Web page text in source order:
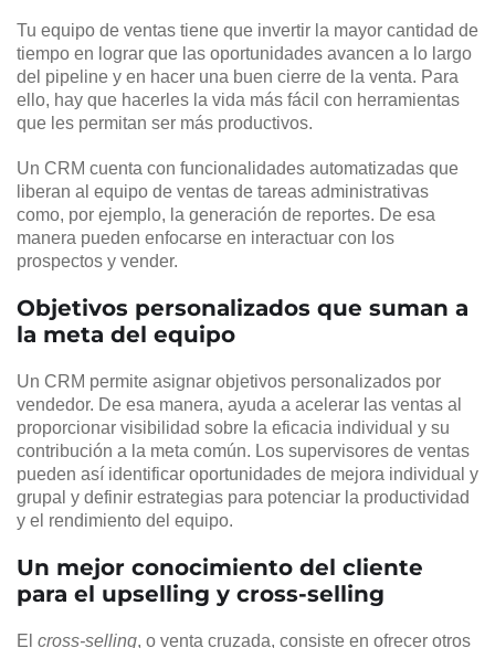
Tu equipo de ventas tiene que invertir la mayor cantidad de
tiempo en lograr que las oportunidades avancen a lo largo
del pipeline y en hacer una buen cierre de la venta. Para
ello, hay que hacerles la vida más fácil con herramientas
que les permitan ser más productivos.
Un CRM cuenta con funcionalidades automatizadas que
liberan al equipo de ventas de tareas administrativas
como, por ejemplo, la generación de reportes. De esa
manera pueden enfocarse en interactuar con los
prospectos y vender.
Objetivos personalizados que suman a
la meta del equipo
Un CRM permite asignar objetivos personalizados por
vendedor. De esa manera, ayuda a acelerar las ventas al
proporcionar visibilidad sobre la eficacia individual y su
contribución a la meta común. Los supervisores de ventas
pueden así identificar oportunidades de mejora individual y
grupal y definir estrategias para potenciar la productividad
y el rendimiento del equipo.
Un mejor conocimiento del cliente
para el upselling y cross-selling
El cross-selling, o venta cruzada, consiste en ofrecer otros